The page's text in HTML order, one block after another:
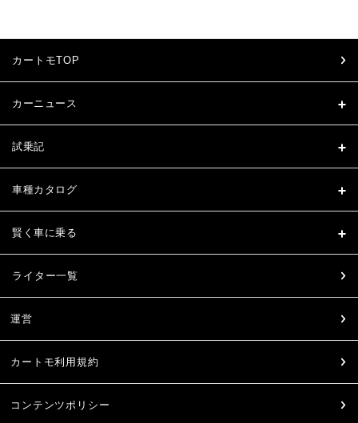
カートモTOP
カーニュース
試乗記
車種カタログ
賢く車に乗る
ライター一覧
運営
カートモ利用規約
コンテンツポリシー